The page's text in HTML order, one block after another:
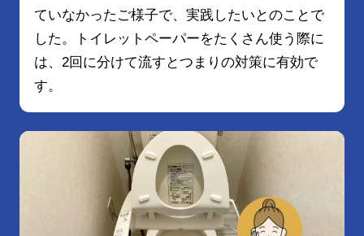
ていなかったご様子で、実践したいとのことで
した。トイレットペーパーをたくさん使う際に
は、2回に分けて流すとつまりの対策に有効で
す。